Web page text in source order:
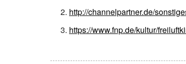
http://channelpartner.de/
https://www.fnp.de/kultur/